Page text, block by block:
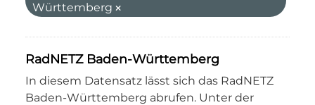
Württemberg
RadNETZ Baden-Württemberg
In diesem Datensatz lässt sich das RadNETZ
Baden-Württemberg abrufen. Unter der